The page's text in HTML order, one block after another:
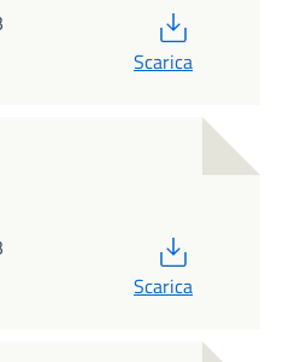
Scarica
Scarica